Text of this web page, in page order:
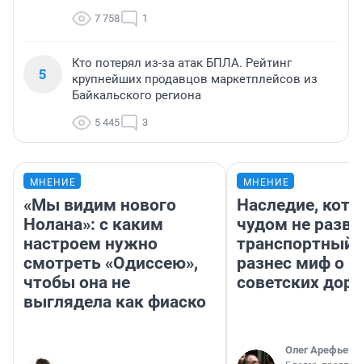
7 758 1
5
Кто потерял из-за атак БПЛА. Рейтинг
крупнейших продавцов маркетплейсов из
Байкальского региона
5 445 3
МНЕНИЕ
«Мы видим нового
Нолана»: с каким
настроем нужно
смотреть «Одиссею»,
чтобы она не
выглядела как фиаско
МНЕНИЕ
Наследие,
чудом не
транспортный
разнес миф о
советских
Олег Арефьев